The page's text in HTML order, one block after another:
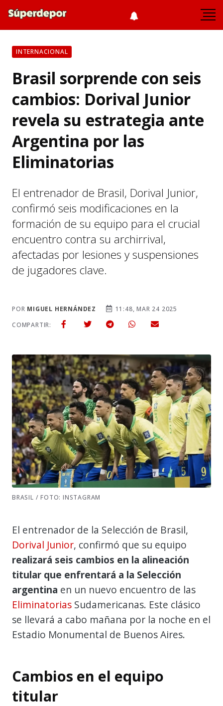
INTERNACIONAL
Brasil sorprende con seis
cambios: Dorival Junior
revela su estrategia ante
Argentina por las
Eliminatorias
El entrenador de Brasil, Dorival Junior,
confirmó seis modificaciones en la
formación de su equipo para el crucial
encuentro contra su archirrival,
afectadas por lesiones y suspensiones
de jugadores clave.
POR MIGUEL HERNÁNDEZ
11:48, MAR 24 2025
COMPARTIR:
BRASIL / FOTO: INSTAGRAM
El entrenador de la Selección de Brasil,
Dorival Junior, confirmó que su equipo
realizará seis cambios en la alineación
titular que enfrentará a la Selección
argentina en un nuevo encuentro de las
Eliminatorias Sudamericanas. Este clásico
se llevará a cabo mañana por la noche en el
Estadio Monumental de Buenos Aires.
Cambios en el equipo
titular